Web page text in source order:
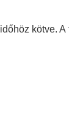
kötve. A